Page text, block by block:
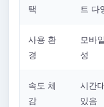
택
트 다
사용 환
경
모바
성
속도 체
감
시간
있음